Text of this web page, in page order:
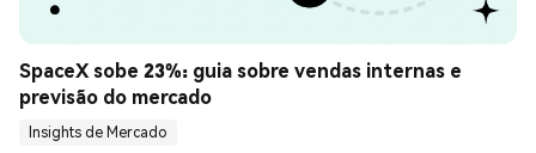
SpaceX sobe 23%: guia sobre vendas internas e
previsão do mercado
Insights de Mercado